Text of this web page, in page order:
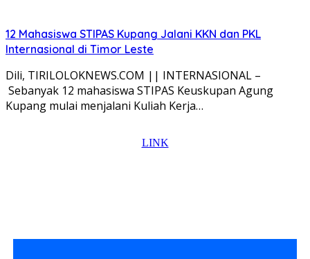
12 Mahasiswa STIPAS Kupang Jalani KKN dan PKL
Internasional di Timor Leste
Dili, TIRILOLOKNEWS.COM || INTERNASIONAL –
Sebanyak 12 mahasiswa STIPAS Keuskupan Agung
Kupang mulai menjalani Kuliah Kerja…